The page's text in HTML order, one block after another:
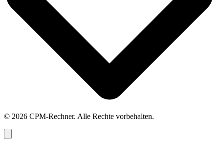
© 2026 CPM-Rechner. Alle Rechte vorbehalten.